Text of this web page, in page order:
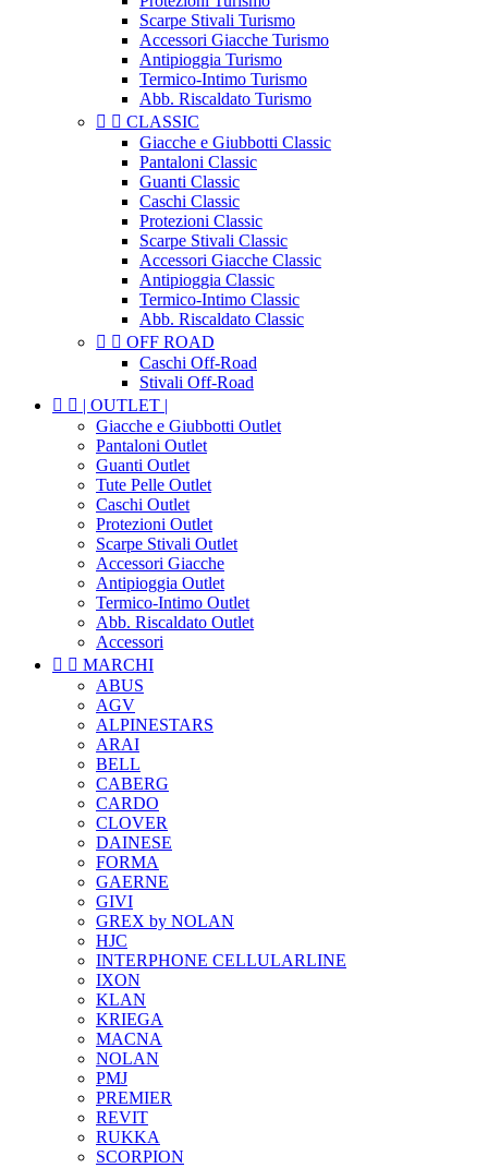
Scarpe Stivali Turismo
Accessori Giacche Turismo
Antipioggia Turismo
Termico-Intimo Turismo
Abb. Riscaldato Turismo
  CLASSIC
Giacche e Giubbotti Classic
Pantaloni Classic
Guanti Classic
Caschi Classic
Protezioni Classic
Scarpe Stivali Classic
Accessori Giacche Classic
Antipioggia Classic
Termico-Intimo Classic
Abb. Riscaldato Classic
  OFF ROAD
Caschi Off-Road
Stivali Off-Road
  | OUTLET |
Giacche e Giubbotti Outlet
Pantaloni Outlet
Guanti Outlet
Tute Pelle Outlet
Caschi Outlet
Protezioni Outlet
Scarpe Stivali Outlet
Accessori Giacche
Antipioggia Outlet
Termico-Intimo Outlet
Abb. Riscaldato Outlet
Accessori
  MARCHI
ABUS
AGV
ALPINESTARS
ARAI
BELL
CABERG
CARDO
CLOVER
DAINESE
FORMA
GAERNE
GIVI
GREX by NOLAN
HJC
INTERPHONE CELLULARLINE
IXON
KLAN
KRIEGA
MACNA
NOLAN
PMJ
PREMIER
REVIT
RUKKA
SCORPION